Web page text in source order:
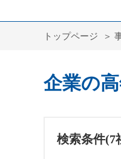
トップページ
企業の
検索条件(7